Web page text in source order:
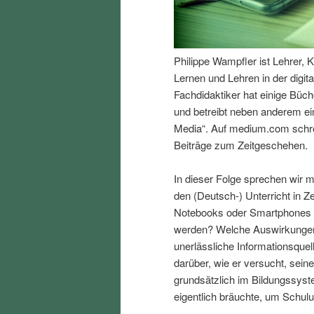
I
h
t
s
p
r
e
a
l
t
s
Philippe Wampfler ist Lehrer,
Lernen und Lehren in der
Fachdidaktiker hat einige
und betreibt neben anderem
Media“. Auf medium.com
Beiträge zum Zeitgeschehen.
In dieser Folge sprechen wir
den (Deutsch-) Unterricht in
Notebooks oder
werden? Welche
unerlässliche
darüber, wie er versucht,
grundsätzlich im
eigentlich bräuchte, um